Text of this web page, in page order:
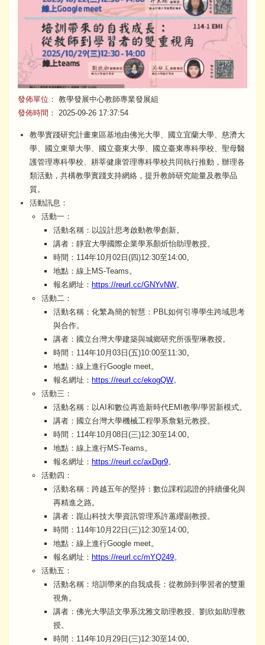
發佈單位： 教學發展中心教師專業發展組
發佈時間：
2025-09-26 17:37:54
教學實踐研究計畫東區基地由佛光大學、國立宜蘭大學、慈濟大
學、國立東華大學、國立臺東大學、國立臺東專科學校、聖母醫
護管理專科學校、耕莘健康管理專科學校共同執行推動，辦理各
類活動，共構教學實踐支持網絡，提升教師研究能量及教學品
質。
活動訊息：
活動一：
活動名稱：以設計思考啟動教學創新。
講者：靜宜大學國際企業學系顏炘怡助理教授。
時間：114年10月02日(四)12:30至14:00。
地點：線上MS-Teams。
報名網址： https://reurl.cc/GNYvNW。
活動二：
活動名稱：化繁為簡的智慧：PBL如何引導學生跨域思考
與合作。
講者：國立台灣大學建築與城鄉研究所張聖琳教授。
時間：114年10月03日(五)10:00至11:30。
地點：線上進行Google meet。
報名網址： https://reurl.cc/ekogQW。
活動三：
活動名稱：以AI和數位再造新時代EMI教學/學習新模式。
講者：國立台灣大學機械工程學系詹魁元教授。
時間：114年10月08日(三)12:30至14:00。
地點：線上進行MS-Teams。
報名網址： https://reurl.cc/axDgr9。
活動四：
活動名稱：跨越五年的堅持：數位課程認證的持續優化與
再精進之路。
講者：崑山科技大學資訊管理系許蕙纓副教授。
時間：114年10月22日(三)12:30至14:00。
地點：線上進行Google meet。
報名網址： https://reurl.cc/mYQ249。
活動五：
活動名稱：培訓帶來的自我成長：從教師到學習者的雙重
視角。
講者：佛光大學語文學系沈雅文助理教授、劉欣如助理教
授。
時間：114年10月29日(三)12:30至14:00。